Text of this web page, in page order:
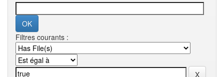
Filtres courants :